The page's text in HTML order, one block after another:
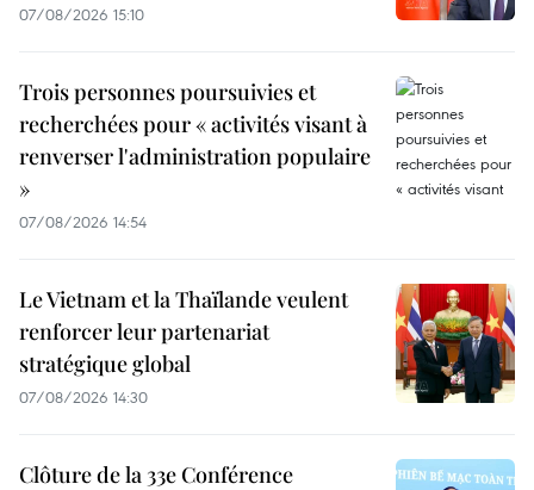
07/08/2026 15:10
Trois personnes poursuivies et
recherchées pour « activités visant à
renverser l'administration populaire
»
07/08/2026 14:54
Le Vietnam et la Thaïlande veulent
renforcer leur partenariat
stratégique global
07/08/2026 14:30
Clôture de la 33e Conférence